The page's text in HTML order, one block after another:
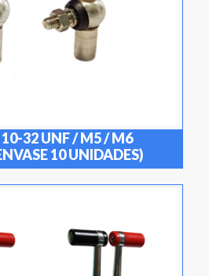
32 UNF / M5 / M6
10 UNIDADES)